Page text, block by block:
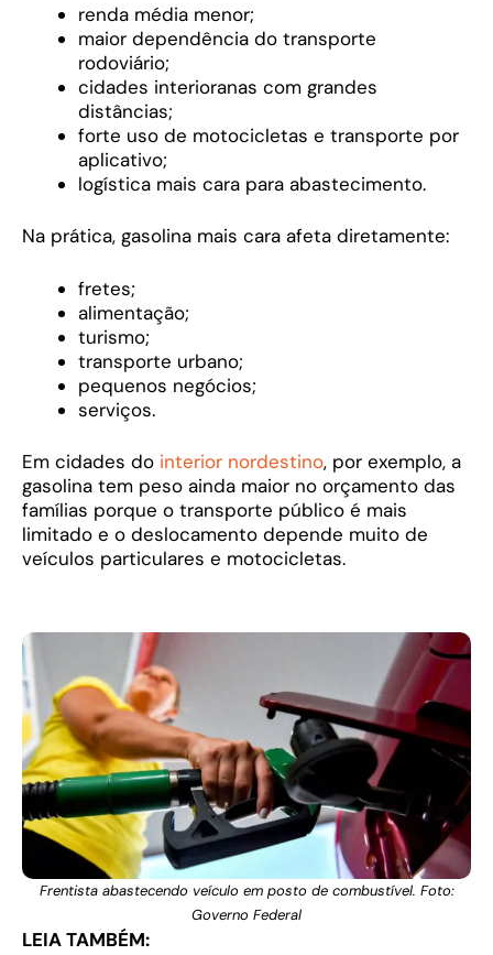
renda média menor;
maior dependência do transporte
rodoviário;
cidades interioranas com grandes
distâncias;
forte uso de motocicletas e transporte por
aplicativo;
logística mais cara para abastecimento.
Na prática, gasolina mais cara afeta diretamente:
fretes;
alimentação;
turismo;
transporte urbano;
pequenos negócios;
serviços.
Em cidades do interior nordestino, por exemplo, a
gasolina tem peso ainda maior no orçamento das
famílias porque o transporte público é mais
limitado e o deslocamento depende muito de
veículos particulares e motocicletas.
Frentista abastecendo veículo em posto de combustível. Foto:
Governo Federal
LEIA TAMBÉM: